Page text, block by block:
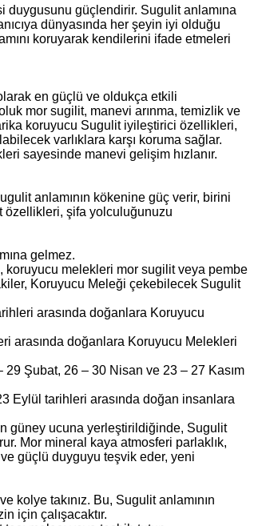
duygusunu güçlendirir. Sugulit anlamına
dünyasında her şeyin iyi olduğu
koruyarak kendilerini ifade etmeleri
en güçlü ve oldukça etkili
mor sugilit, manevi arınma, temizlik ve
koruyucu Sugulit iyileştirici özellikleri,
varlıklara karşı koruma sağlar.
sayesinde manevi gelişim hızlanır.
anlamının kökenine güç verir, birini
özellikleri, şifa yolculuğunuzu
gelmez.
melekleri mor sugilit veya pembe
Koruyucu Meleği çekebilecek Sugulit
arasında doğanlara Koruyucu
arasında doğanlara Koruyucu Melekleri
Şubat, 26 – 30 Nisan ve 23 – 27 Kasım
Eylül tarihleri arasında doğan insanlara
güney ucuna yerleştirildiğinde, Sugulit
Mor mineral kaya atmosferi parlaklık,
güçlü duyguyu teşvik eder, yeni
takınız. Bu, Sugulit anlamının
için çalışacaktır.